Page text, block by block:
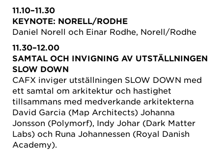
11.10–11.30
KEYNOTE: NORELL/RODHE
Daniel Norell och Einar Rodhe, Norell/Rodhe
11.30–12.00
SAMTAL OCH INVIGNING AV UTSTÄLLNINGEN
SLOW DOWN
CAFX inviger utställningen SLOW DOWN med
ett samtal om arkitektur och hastighet
tillsammans med medverkande arkitekterna
David Garcia (Map Architects) Johanna
Jonsson (Polymorf), Indy Johar (Dark Matter
Labs) och Runa Johannessen (Royal Danish
Academy).